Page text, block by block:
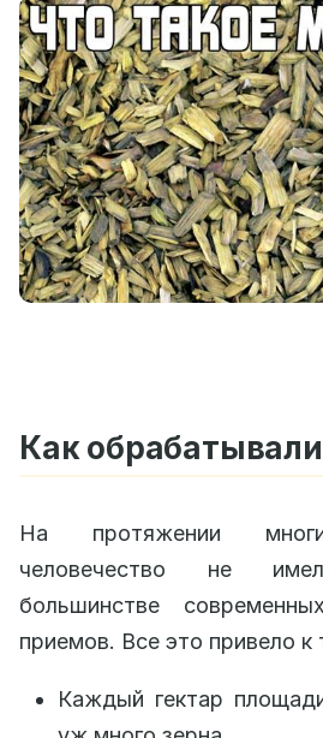
Как
На протяжении
человечество не
большинстве
приемов. Все это привело к
Каждый гектар